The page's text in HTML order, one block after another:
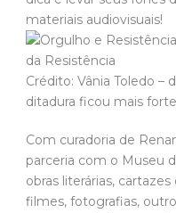
materiais audiovisuais!
Crédito: Vânia Toledo –
ditadura ficou mais
Com curadoria de
parceria com o Museu
obras literárias,
filmes, fotografias,